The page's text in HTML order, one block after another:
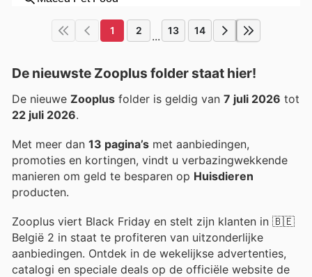
1 2 ... 13 14
De nieuwste Zooplus folder staat hier!
De nieuwe Zooplus folder is geldig van 7 juli 2026 tot
22 juli 2026.
Met meer dan 13 pagina’s met aanbiedingen,
promoties en kortingen, vindt u verbazingwekkende
manieren om geld te besparen op Huisdieren
producten.
Zooplus viert Black Friday en stelt zijn klanten in 🇧🇪
België 2 in staat te profiteren van uitzonderlijke
aanbiedingen. Ontdek in de wekelijkse advertenties,
catalogi en speciale deals op de officiële website de